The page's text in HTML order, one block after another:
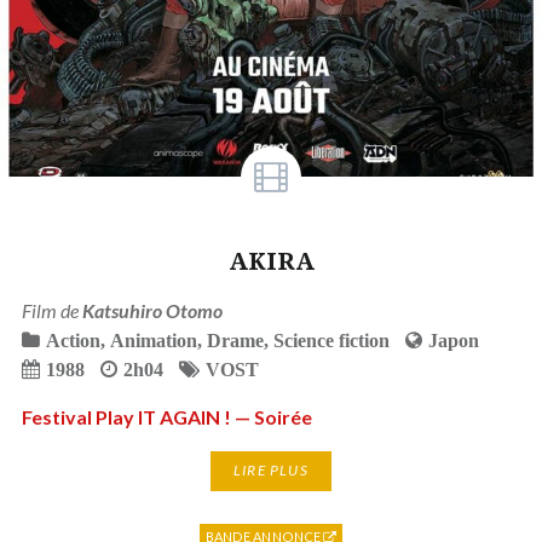
AKIRA
Film de Katsuhiro Otomo
Action, Animation, Drame, Science fiction
Japon
1988
2h04 VOST
Festival Play IT AGAIN ! — Soirée
LIRE PLUS
BANDE ANNONCE